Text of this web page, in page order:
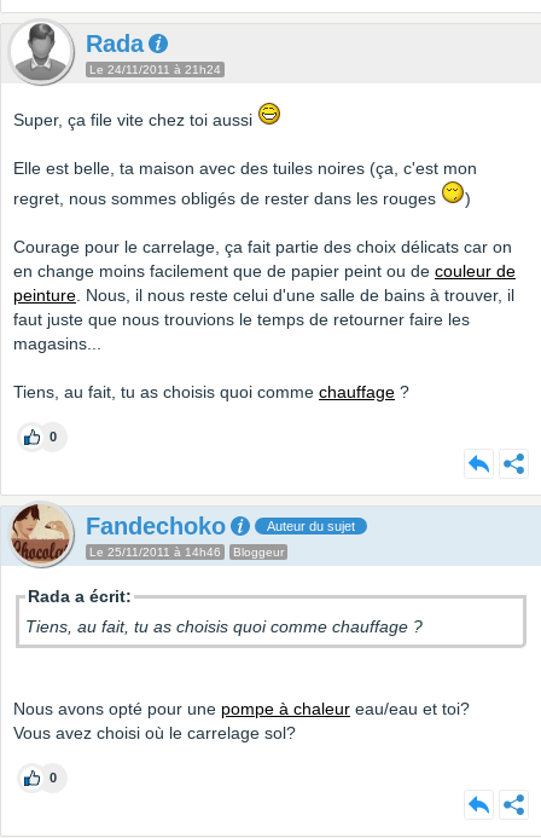
Rada
Le 24/11/2011 à 21h24
Super, ça file vite chez toi aussi
Elle est belle, ta maison avec des tuiles noires (ça, c'est mon
regret, nous sommes obligés de rester dans les rouges
)
Courage pour le carrelage, ça fait partie des choix délicats car on
en change moins facilement que de papier peint ou de couleur de
peinture. Nous, il nous reste celui d'une salle de bains à trouver, il
faut juste que nous trouvions le temps de retourner faire les
magasins...
Tiens, au fait, tu as choisis quoi comme chauffage ?
0
Fandechoko Auteur du sujet
Le 25/11/2011 à 14h46 Bloggeur
Rada a écrit:
Tiens, au fait, tu as choisis quoi comme chauffage ?
Nous avons opté pour une pompe à chaleur eau/eau et toi?
Vous avez choisi où le carrelage sol?
0